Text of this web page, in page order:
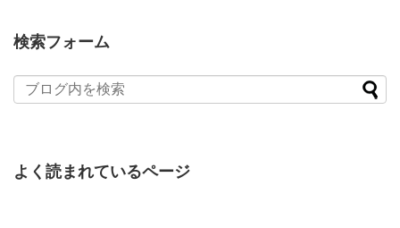
検索フォーム
よく読まれているページ